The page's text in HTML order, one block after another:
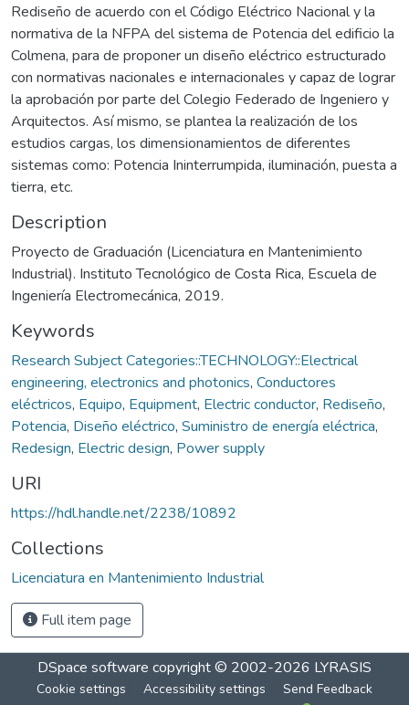
Rediseño de acuerdo con el Código Eléctrico Nacional y la
normativa de la NFPA del sistema de Potencia del edificio la
Colmena, para de proponer un diseño eléctrico estructurado
con normativas nacionales e internacionales y capaz de lograr
la aprobación por parte del Colegio Federado de Ingeniero y
Arquitectos. Así mismo, se plantea la realización de los
estudios cargas, los dimensionamientos de diferentes
sistemas como: Potencia Ininterrumpida, iluminación, puesta a
tierra, etc.
Description
Proyecto de Graduación (Licenciatura en Mantenimiento
Industrial). Instituto Tecnológico de Costa Rica, Escuela de
Ingeniería Electromecánica, 2019.
Keywords
Research Subject Categories::TECHNOLOGY::Electrical
engineering, electronics and photonics, Conductores
eléctricos, Equipo, Equipment, Electric conductor, Rediseño,
Potencia, Diseño eléctrico, Suministro de energía eléctrica,
Redesign, Electric design, Power supply
URI
https://hdl.handle.net/2238/10892
Collections
Licenciatura en Mantenimiento Industrial
Full item page
DSpace software copyright © 2002-2026 LYRASIS
Cookie settings Accessibility settings Send Feedback